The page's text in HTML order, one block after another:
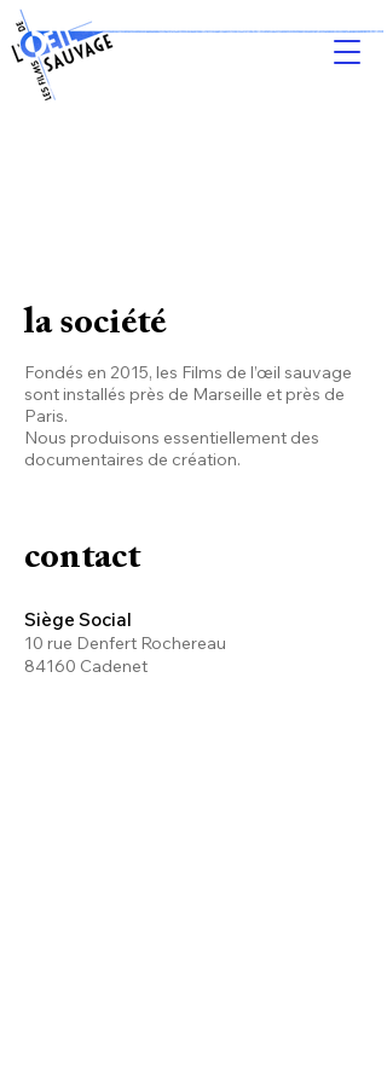
la société
Fondés en 2015, les Films de l’œil sauvage
sont installés près de Marseille et près de
Paris.
Nous produisons essentiellement des
documentaires de création.
contact
Siège Social
10 rue Denfert Rochereau
84160 Cadenet